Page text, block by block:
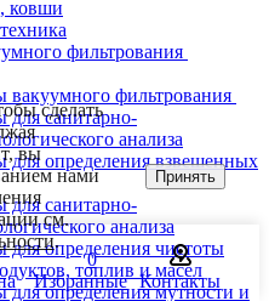
ковши
фильтрования
вакуумного фильтрования
для санитарно-
анализа
для определения взвешенных
для санитарно-
анализа
определения чистоты
топлив и масел
определения мутности и
0
Избранные Контакты
сделать
вы
нами
см.
.
Принять